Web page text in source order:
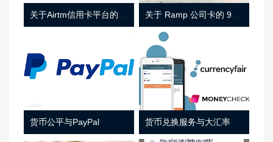
货币公平与PayPal 货币兑换服务与大汇率